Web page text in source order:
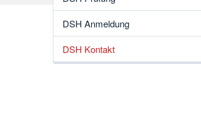
DSH Anmeldung
DSH Kontakt